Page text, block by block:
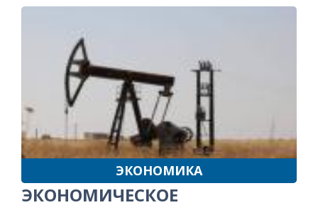
ЭКОНОМИКА
ЭКОНОМИЧЕСКОЕ